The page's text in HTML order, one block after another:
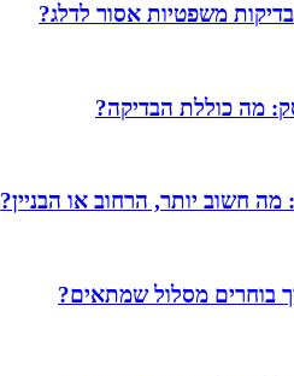
משפטיות אסור לדלג?
מה כוללת הבדיקה?
חשוב יותר, הרחוב או הבניין?
בוחרים מסלול שמתאים?